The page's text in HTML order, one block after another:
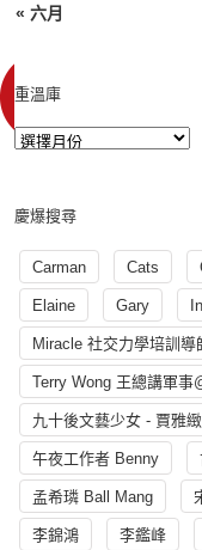
« 六月
重溫庫
慶爆搜尋
Carman Cats
Elaine Gary In
Miracle 社交力學培訓導
Terry Wong 王總講軍事
九十後文藝少女 - 賈雅緻
午夜工作者 Benny
孟希璘 Ball Mang
李錦鴻 李鑑峰